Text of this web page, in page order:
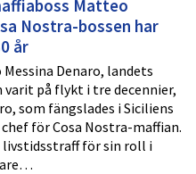
Matteo
Nostra-bossen har
år
Denaro, landets
på flykt i tre decennier,
som fängslades i Siciliens
för Cosa Nostra-maffian.
för sin roll i